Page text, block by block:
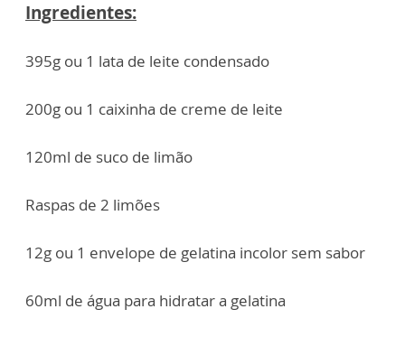
Ingredientes:
395g ou 1 lata de leite condensado
200g ou 1 caixinha de creme de leite
120ml de suco de limão
Raspas de 2 limões
12g ou 1 envelope de gelatina incolor sem sabor
60ml de água para hidratar a gelatina